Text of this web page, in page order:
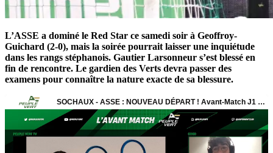
L’ASSE a dominé le Red Star ce samedi soir à Geoffroy-
Guichard (2-0), mais la soirée pourrait laisser une inquiétude
dans les rangs stéphanois. Gautier Larsonneur s’est blessé en
fin de rencontre. Le gardien des Verts devra passer des
examens pour connaître la nature exacte de sa blessure.